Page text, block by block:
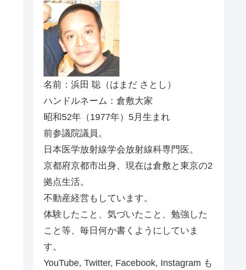
名前：浜田 聡（はまだ さとし）
ハンドルネーム：倉敷大家
昭和52年（1977年）5月生まれ
前参議院議員。
日本医学放射線学会放射線科専門医。
京都府京都市出身、現在は倉敷と東京の2
拠点生活。
不動産経営もしています。
体験したこと、気づいたこと、勉強した
こと等、毎日何か書くようにしていま
す。
YouTube, Twitter, Facebook, Instagram も